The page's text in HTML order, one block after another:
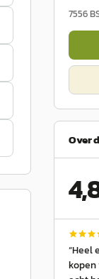
7556
Over
“Heel
kopen